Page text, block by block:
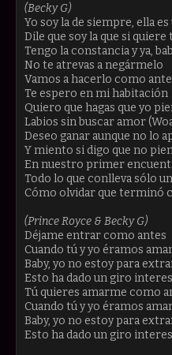
(Becky G)
Yo soy la de siempre, ella
Dile que soy la que si quiere
Tengo la constancia y ya,
No te atrevas a negármelo
Vamos a hacerlo como
Te espero en mi habitación
Quiero que hagas que yo
Labios sin buscar amor
Deseo ganar aunque no lo
Y miento si digo que no
En nuestro primer
Todo lo que conlleva sólo
Cómo olvidar que terminó
(Prince Royce & Becky G)
Déjame entrar como antes
Cuando tú y yo éramos
Baby, yo no estoy para
Esto ha dado un giro
Tú quieres amarme como
Cuando tú y yo éramos
Baby, yo no estoy para
Esto ha dado un giro